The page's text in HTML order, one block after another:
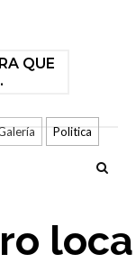
QUE
Politica